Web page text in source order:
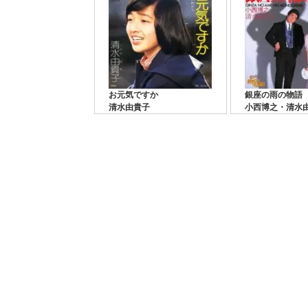
お元気ですか
清水由貴子
銀座の雨の物語
小西博之・清水